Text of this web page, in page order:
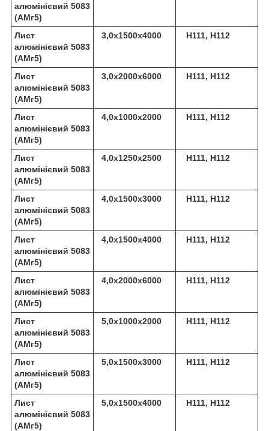
алюмінієвий 5083
(АМг5)
Лист
алюмінієвий 5083
(АМг5)
3,0х1500х4000 Н111, Н112
Лист
алюмінієвий 5083
(АМг5)
3,0х2000х6000 Н111, Н112
Лист
алюмінієвий 5083
(АМг5)
4,0х1000х2000 Н111, Н112
Лист
алюмінієвий 5083
(АМг5)
4,0х1250х2500 Н111, Н112
Лист
алюмінієвий 5083
(АМг5)
4,0х1500х3000 Н111, Н112
Лист
алюмінієвий 5083
(АМг5)
4,0х1500х4000 Н111, Н112
Лист
алюмінієвий 5083
(АМг5)
4,0х2000х6000 Н111, Н112
Лист
алюмінієвий 5083
(АМг5)
5,0х1000х2000 Н111, Н112
Лист
алюмінієвий 5083
(АМг5)
5,0х1500х3000 Н111, Н112
Лист
алюмінієвий 5083
(АМг5)
5,0х1500х4000 Н111, Н112